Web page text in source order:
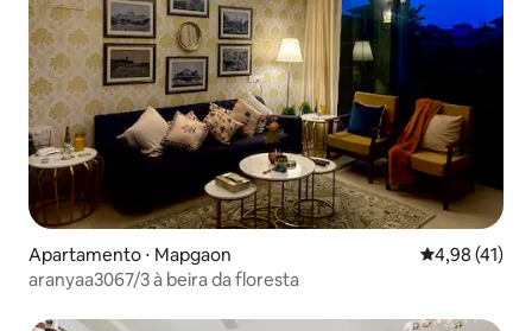
Apartamento ⋅ Mapgaon 4,98 de uma
4,98 (41)
aranyaa3067/3 à beira da floresta